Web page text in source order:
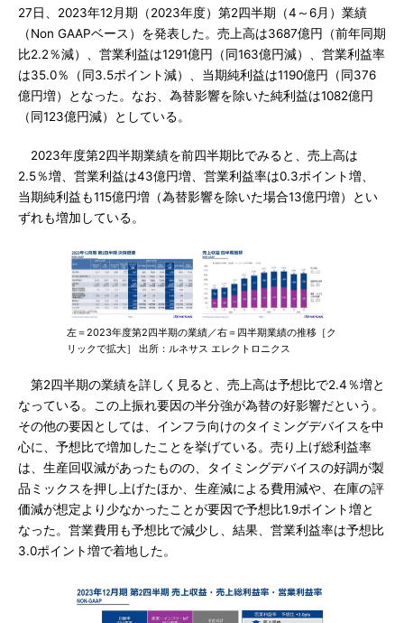
27日、2023年12月期（2023年度）第2四半期（4～6月）業績
（Non GAAPベース）を発表した。売上高は3687億円（前年同期
比2.2％減）、営業利益は1291億円（同163億円減）、営業利益率
は35.0％（同3.5ポイント減）、当期純利益は1190億円（同376
億円増）となった。なお、為替影響を除いた純利益は1082億円
（同123億円減）としている。
2023年度第2四半期業績を前四半期比でみると、売上高は
2.5％増、営業利益は43億円増、営業利益率は0.3ポイント増、
当期純利益も115億円増（為替影響を除いた場合13億円増）とい
ずれも増加している。
左＝2023年度第2四半期の業績／右＝四半期業績の推移［ク
リックで拡大］ 出所：ルネサス エレクトロニクス
第2四半期の業績を詳しく見ると、売上高は予想比で2.4％増と
なっている。この上振れ要因の半分強が為替の好影響だという。
その他の要因としては、インフラ向けのタイミングデバイスを中
心に、予想比で増加したことを挙げている。売り上げ総利益率
は、生産回収減があったものの、タイミングデバイスの好調が製
品ミックスを押し上げたほか、生産減による費用減や、在庫の評
価減が想定より少なかったことが要因で予想比1.9ポイント増と
なった。営業費用も予想比で減少し、結果、営業利益率は予想比
3.0ポイント増で着地した。